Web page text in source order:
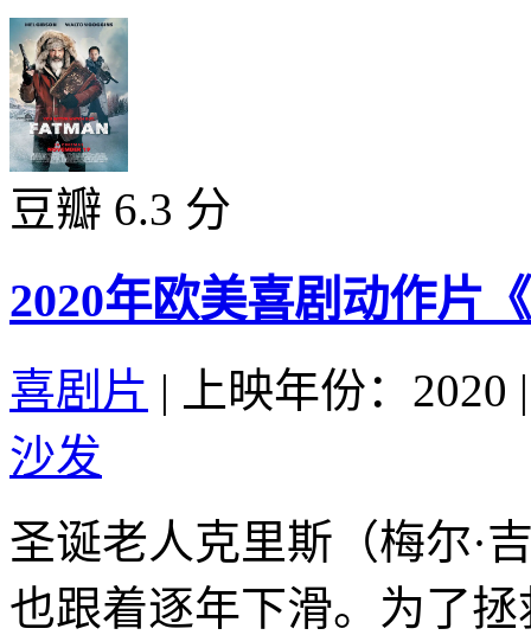
豆瓣 6.3 分
2020年欧美喜剧动作片
喜剧片 | 上映年份：2020 |
沙发
圣诞老人克里斯（梅尔·
也跟着逐年下滑。为了